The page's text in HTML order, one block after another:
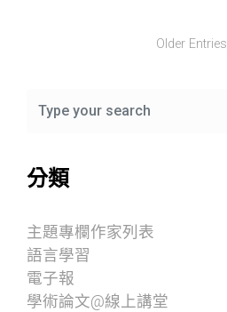
Older Entries
分類
主題專欄作家列表
語言學習
電子報
學術論文@線上講堂